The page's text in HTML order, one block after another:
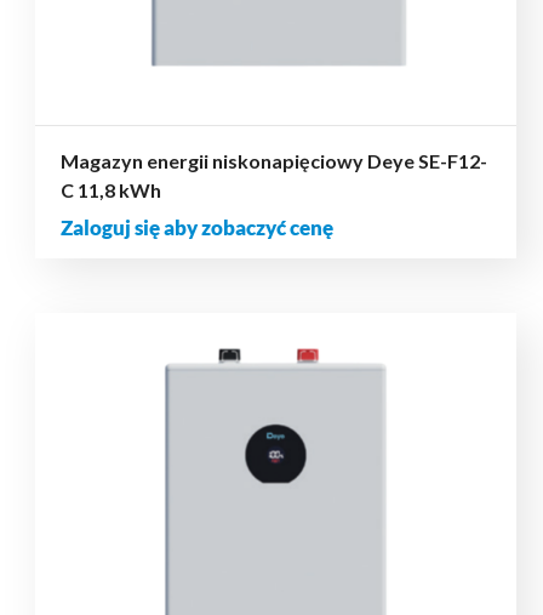
Magazyn energii niskonapięciowy Deye SE-F12-
C 11,8 kWh
Zaloguj się aby zobaczyć cenę